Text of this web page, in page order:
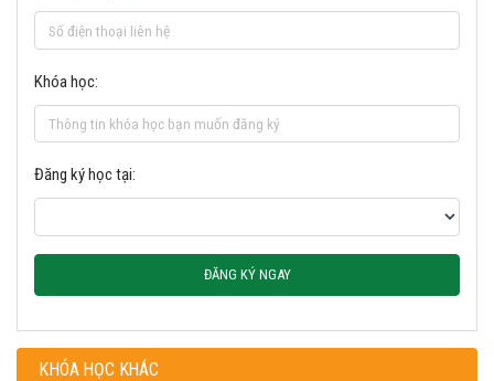
Khóa học:
Đăng ký học tại:
ĐĂNG KÝ NGAY
KHÓA HỌC KHÁC